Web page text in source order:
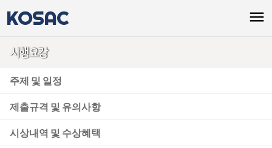
KOSAC menu
시행요강
주제 및 일정
제출규격 및 유의사항
시상내역 및 수상혜택